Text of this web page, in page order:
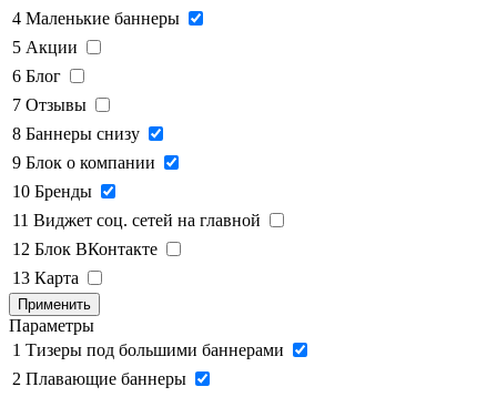
4 Маленькие баннеры
5 Акции
6 Блог
7 Отзывы
8 Баннеры снизу
9 Блок о компании
10 Бренды
11 Виджет соц. сетей на главной
12 Блок ВКонтакте
13 Карта
Применить
Параметры
1 Тизеры под большими баннерами
2 Плавающие баннеры